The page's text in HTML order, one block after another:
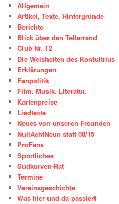
Allgemein
Artikel, Texte, Hintergründe
Berichte
Blick über den Tellerrand
Club Nr. 12
Die Weisheiten des Konfultrius
Erklärungen
Fanpolitik
Film. Musik. Literatur.
Kartenpreise
Liedtexte
Neues von unseren Freunden
NullAchtNeun statt 08/15
ProFans
Sportliches
Südkurven-Rat
Termine
Vereinsgeschichte
Was hier und da passiert